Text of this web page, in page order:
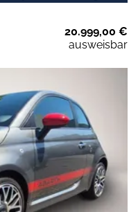
20.999,00 €
ausweisbar